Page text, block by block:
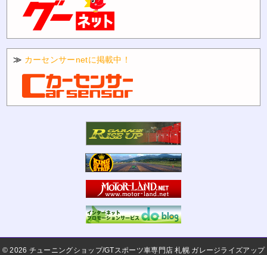
≫ カーセンサーnetに掲載中！
© チューニングショップ/GTスポーツ車専門店 札幌 ガレージライズアップ